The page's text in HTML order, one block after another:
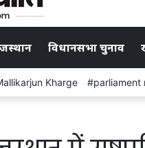
विधानसभा चुनाव
Kharge parliament